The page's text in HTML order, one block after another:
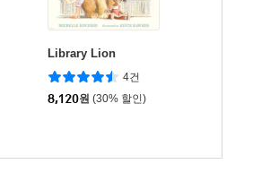
Library Lion
4건
8,120원 (30% 할인)